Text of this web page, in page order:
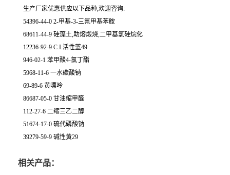
生产厂家优惠供应以下品种,欢迎咨询:
54396-44-0 2-甲基-3-三氟甲基苯胺
68611-44-9 硅藻土,助熔煅烧,二甲基氯硅烷化
12236-92-9 C.I.活性蓝49
946-02-1 苯甲酸4-氯丁酯
5968-11-6 一水碳酸钠
69-89-6 黄嘌呤
86687-05-0 甘油缩甲醛
112-27-6 二缩三乙二醇
51674-17-0 硫代磷酸钠
39279-59-9 碱性黄29
相关产品：